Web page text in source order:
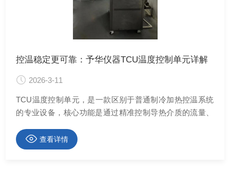
控温稳定更可靠：予华仪器TCU温度控制单元详解
2026-3-11
TCU温度控制单元，是一款区别于普通制冷加热控温系统
的专业设备，核心功能是通过精准控制导热介质的流量、
的温度调节，广泛应用于医药、化工、材料试验、反应
釜、搅拌釜等多个行业场景。
查看详情